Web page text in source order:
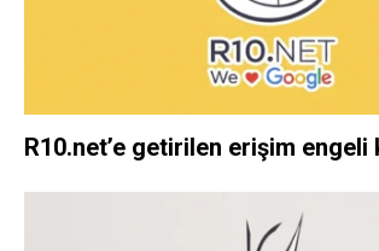
R10.net’e getirilen erişim engeli